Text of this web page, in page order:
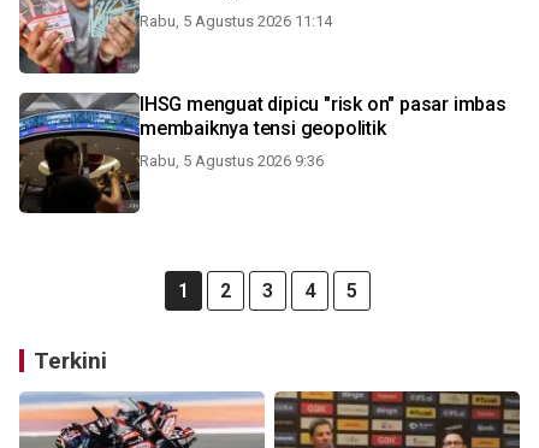
Rabu, 5 Agustus 2026 11:14
IHSG menguat dipicu "risk on" pasar imbas
membaiknya tensi geopolitik
Rabu, 5 Agustus 2026 9:36
1 2 3 4 5
Terkini